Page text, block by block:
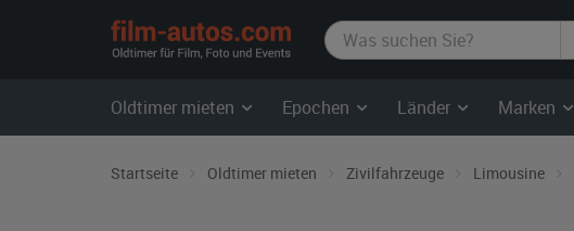
film-
autos.com
Oldtimer mieten Epochen Länder Marken
Startseite Oldtimer mieten Zivilfahrzeuge Limousine